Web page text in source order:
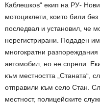
Каблешков“ екип на РУ-
мотоциклети, които били
последвал и установил, че
нерегистрирани. Подаден им
многократни
автомобил, но не спрели.
към местността „Станата“,
отправили към село Стан.
местност, полицейските